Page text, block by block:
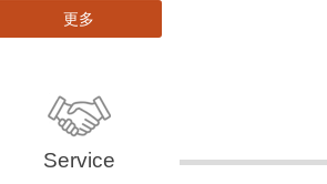
更多